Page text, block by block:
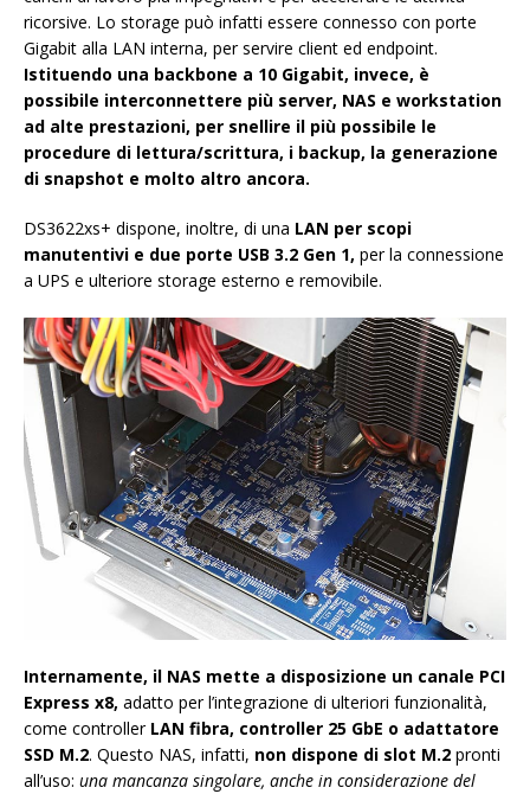
ricorsive. Lo storage può infatti essere connesso con porte
Gigabit alla LAN interna, per servire client ed endpoint.
Istituendo una backbone a 10 Gigabit, invece, è
possibile interconnettere più server, NAS e workstation
ad alte prestazioni, per snellire il più possibile le
procedure di lettura/scrittura, i backup, la generazione
di snapshot e molto altro ancora.
DS3622xs+ dispone, inoltre, di una LAN per scopi
manutentivi e due porte USB 3.2 Gen 1, per la connessione
a UPS e ulteriore storage esterno e removibile.
Internamente, il NAS mette a disposizione un canale PCI
Express x8, adatto per l’integrazione di ulteriori funzionalità,
come controller LAN fibra, controller 25 GbE o adattatore
SSD M.2. Questo NAS, infatti, non dispone di slot M.2 pronti
all’uso: una mancanza singolare, anche in considerazione del